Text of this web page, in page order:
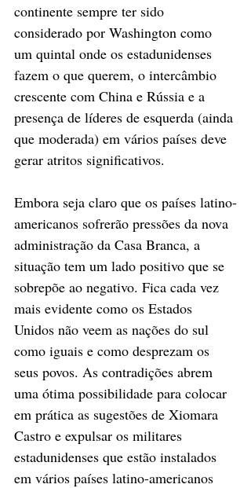
continente sempre ter sido
considerado por Washington como
um quintal onde os estadunidenses
fazem o que querem, o intercâmbio
crescente com China e Rússia e a
presença de líderes de esquerda (ainda
que moderada) em vários países deve
gerar atritos significativos.
Embora seja claro que os países latino-
americanos sofrerão pressões da nova
administração da Casa Branca, a
situação tem um lado positivo que se
sobrepõe ao negativo. Fica cada vez
mais evidente como os Estados
Unidos não veem as nações do sul
como iguais e como desprezam os
seus povos. As contradições abrem
uma ótima possibilidade para colocar
em prática as sugestões de Xiomara
Castro e expulsar os militares
estadunidenses que estão instalados
em vários países latino-americanos